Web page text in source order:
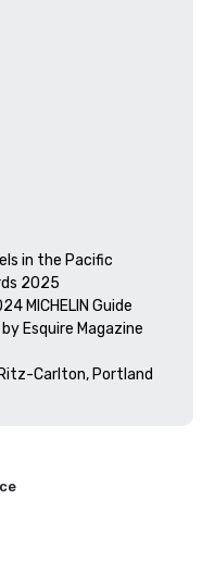
in the Pacific
2025
MICHELIN Guide
Esquire Magazine
Carlton, Portland